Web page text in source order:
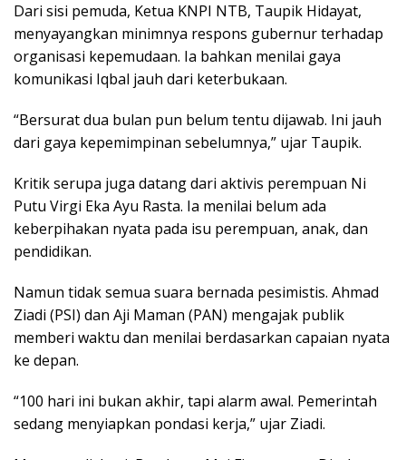
Dari sisi pemuda, Ketua KNPI NTB, Taupik Hidayat,
menyayangkan minimnya respons gubernur terhadap
organisasi kepemudaan. Ia bahkan menilai gaya
komunikasi Iqbal jauh dari keterbukaan.
“Bersurat dua bulan pun belum tentu dijawab. Ini jauh
dari gaya kepemimpinan sebelumnya,” ujar Taupik.
Kritik serupa juga datang dari aktivis perempuan Ni
Putu Virgi Eka Ayu Rasta. Ia menilai belum ada
keberpihakan nyata pada isu perempuan, anak, dan
pendidikan.
Namun tidak semua suara bernada pesimistis. Ahmad
Ziadi (PSI) dan Aji Maman (PAN) mengajak publik
memberi waktu dan menilai berdasarkan capaian nyata
ke depan.
“100 hari ini bukan akhir, tapi alarm awal. Pemerintah
sedang menyiapkan pondasi kerja,” ujar Ziadi.